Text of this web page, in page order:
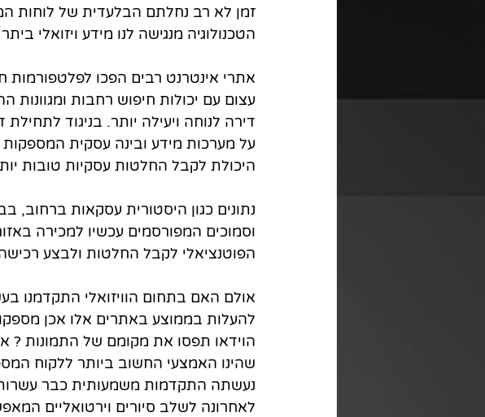
זמן לא רב נחלתם הבלעדית של לוחות
הטכנולוגיה מנגישה לנו מידע ויזואלי
אתרי אינטרנט רבים הפכו לפלטפורמות
עצום עם יכולות חיפוש רחבות
דירה לנוחה ויעילה יותר. בניגוד
על מערכות מידע ובינה עסקית
היכולת לקבל החלטות עסקיות טובות
נתונים כגון היסטורית עסקאות ברחוב,
וסמוכים המפורסמים עכשיו למכירה
הפוטנציאלי לקבל החלטות ולבצע
אולם האם בתחום הוויזואלי התקדמנו
להעלות בממוצע באתרים אלו אכן
הוידאו תפסו את מקומם של התמונות
שהינו האמצעי החשוב ביותר ללקוח
נעשתה התקדמות משמעותית כבר עשרות
לאחרונה לשלב סיורים וירטואליים